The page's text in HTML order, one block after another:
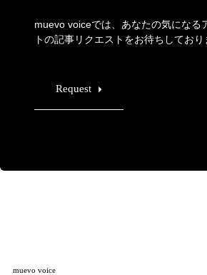
muevo voiceでは、あなたの気になる
トの記事リクエストをお待ちしており
Request
muevo voice